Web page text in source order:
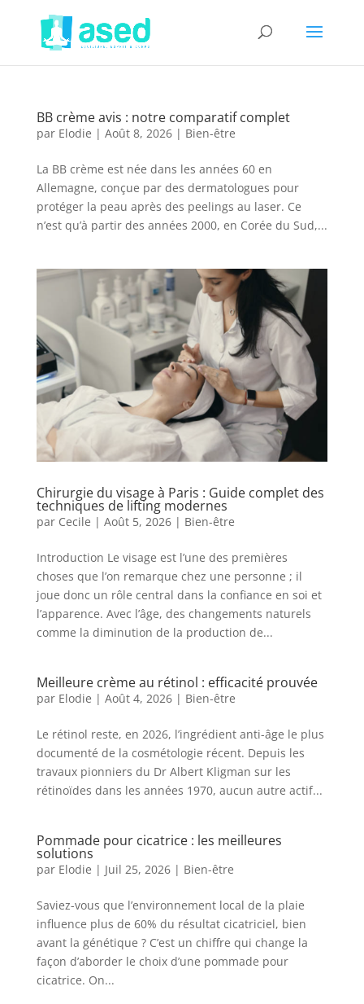
BB crème avis : notre comparatif complet
par Elodie | Août 8, 2026| Bien-être
La BB crème est née dans les années 60 en
Allemagne, conçue par des dermatologues pour
protéger la peau après des peelings au laser. Ce
n’est qu’à partir des années 2000, en Corée du Sud,...
Chirurgie du visage à Paris : Guide complet des
techniques de lifting modernes
par Cecile | Août 5, 2026| Bien-être
Introduction Le visage est l’une des premières
choses que l’on remarque chez une personne ; il
joue donc un rôle central dans la confiance en soi et
l’apparence. Avec l’âge, des changements naturels
comme la diminution de la production de...
Meilleure crème au rétinol : efficacité prouvée
par Elodie | Août 4, 2026| Bien-être
Le rétinol reste, en 2026, l’ingrédient anti-âge le plus
documenté de la cosmétologie récent. Depuis les
travaux pionniers du Dr Albert Kligman sur les
rétinoïdes dans les années 1970, aucun autre actif...
Pommade pour cicatrice : les meilleures
solutions
par Elodie | Juil 25, 2026| Bien-être
Saviez-vous que l’environnement local de la plaie
influence plus de 60% du résultat cicatriciel, bien
avant la génétique ? C’est un chiffre qui change la
façon d’aborder le choix d’une pommade pour
cicatrice. On...